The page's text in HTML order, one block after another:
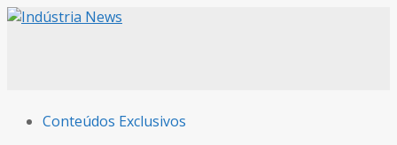
Conteúdos Exclusivos